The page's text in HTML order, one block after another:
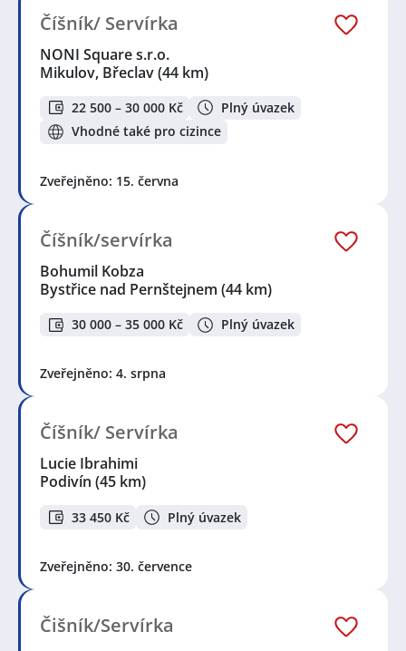
Číšník/ Servírka
NONI Square s.r.o.
Mikulov, Břeclav(44 km)
22 500 – 30 000 Kč
Plný úvazek
Vhodné také pro cizince
Zveřejněno: 15. června
Číšník/servírka
Bohumil Kobza
Bystřice nad Pernštejnem (44 km)
30 000 – 35 000 Kč Plný úvazek
Zveřejněno: 4. srpna
Číšník/ Servírka
Lucie Ibrahimi
Podivín (45 km)
33 450 Kč Plný úvazek
Zveřejněno: 30. července
Čišník/Servírka